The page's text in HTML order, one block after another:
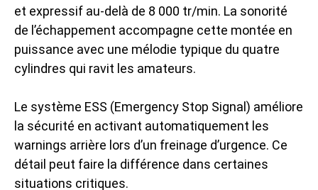
et expressif au-delà de 8 000 tr/min. La sonorité
de l’échappement accompagne cette montée en
puissance avec une mélodie typique du quatre
cylindres qui ravit les amateurs.
Le système ESS (Emergency Stop Signal) améliore
la sécurité en activant automatiquement les
warnings arrière lors d’un freinage d’urgence. Ce
détail peut faire la différence dans certaines
situations critiques.